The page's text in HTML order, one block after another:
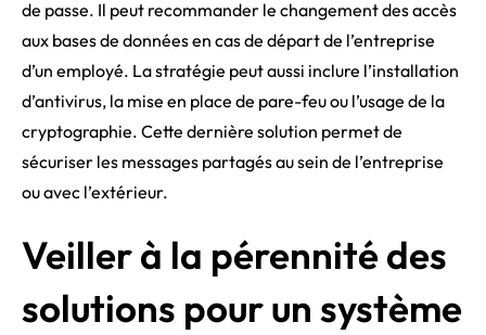
de passe. Il peut recommander le changement des accès
aux bases de données en cas de départ de l’entreprise
d’un employé. La stratégie peut aussi inclure l’installation
d’antivirus, la mise en place de pare-feu ou l’usage de la
cryptographie. Cette dernière solution permet de
sécuriser les messages partagés au sein de l’entreprise
ou avec l’extérieur.
Veiller à la pérennité des
solutions pour un système